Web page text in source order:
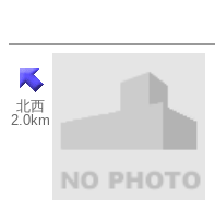
北西
2.0km